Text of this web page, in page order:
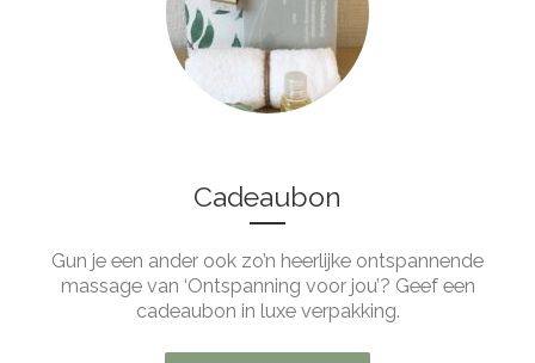
Cadeaubon
Gun je een ander ook zo’n heerlijke ontspannende
massage van ‘Ontspanning voor jou’? Geef een
cadeaubon in luxe verpakking.